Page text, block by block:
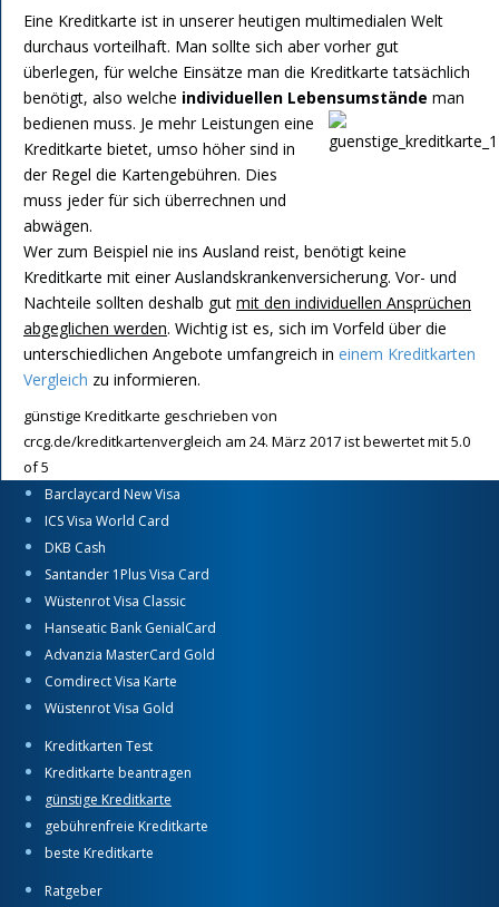
Eine Kreditkarte ist in unserer heutigen multimedialen Welt
durchaus vorteilhaft. Man sollte sich aber vorher gut
überlegen, für welche Einsätze man die Kreditkarte tatsächlich
benötigt, also welche individuellen Lebensumstände man
bedienen muss. Je mehr Leistungen eine
Kreditkarte bietet, umso höher sind in
der Regel die Kartengebühren. Dies
muss jeder für sich überrechnen und
abwägen.
Wer zum Beispiel nie ins Ausland reist, benötigt keine
Kreditkarte mit einer Auslandskrankenversicherung. Vor- und
Nachteile sollten deshalb gut mit den individuellen Ansprüchen
abgeglichen werden. Wichtig ist es, sich im Vorfeld über die
unterschiedlichen Angebote umfangreich in einem Kreditkarten
Vergleich zu informieren.
günstige Kreditkarte geschrieben von
crcg.de/kreditkartenvergleich am 24. März 2017ist bewertet mit5.0
of5
Barclaycard New Visa
ICS Visa World Card
DKB Cash
Santander 1Plus Visa Card
Wüstenrot Visa Classic
Hanseatic Bank GenialCard
Advanzia MasterCard Gold
Comdirect Visa Karte
Wüstenrot Visa Gold
Kreditkarten Test
Kreditkarte beantragen
günstige Kreditkarte
gebührenfreie Kreditkarte
beste Kreditkarte
Ratgeber